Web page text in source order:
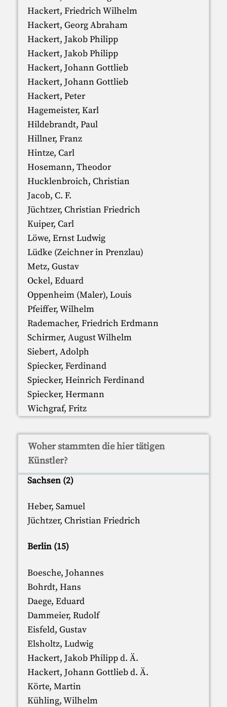
Hackert, Friedrich Wilhelm
Hackert, Georg Abraham
Hackert, Jakob Philipp
Hackert, Jakob Philipp
Hackert, Johann Gottlieb
Hackert, Johann Gottlieb
Hackert, Peter
Hagemeister, Karl
Hildebrandt, Paul
Hillner, Franz
Hintze, Carl
Hosemann, Theodor
Hucklenbroich, Christian
Jacob, C. F.
Jüchtzer, Christian Friedrich
Kuiper, Carl
Löwe, Ernst Ludwig
Lüdke (Zeichner in Prenzlau)
Metz, Gustav
Ockel, Eduard
Oppenheim (Maler), Louis
Pfeiffer, Wilhelm
Rademacher, Friedrich Erdmann
Schirmer, August Wilhelm
Siebert, Adolph
Spiecker, Ferdinand
Spiecker, Heinrich Ferdinand
Spiecker, Hermann
Wichgraf, Fritz
Woher stammten die hier tätigen
Künstler?
Sachsen (2)
Heber, Samuel
Jüchtzer, Christian Friedrich
Berlin (15)
Boesche, Johannes
Bohrdt, Hans
Daege, Eduard
Dammeier, Rudolf
Eisfeld, Gustav
Elsholtz, Ludwig
Hackert, Jakob Philipp d. Ä.
Hackert, Johann Gottlieb d. Ä.
Körte, Martin
Kühling, Wilhelm